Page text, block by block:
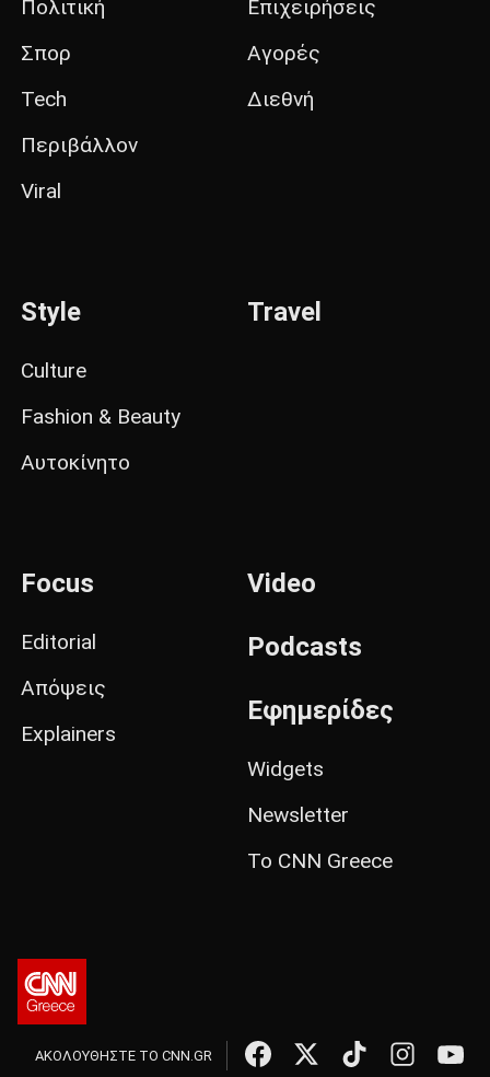
Πολιτική
Σπορ
Tech
Περιβάλλον
Viral
Επιχειρήσεις
Αγορές
Διεθνή
Style
Culture
Fashion & Beauty
Αυτοκίνητο
Travel
Focus
Editorial
Απόψεις
Explainers
Video
Podcasts
Εφημερίδες
Widgets
Newsletter
Το CNN Greece
ΑΚΟΛΟΥΘΗΣΤΕ ΤΟ CNN.GR